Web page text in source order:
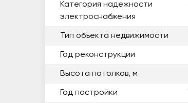
Категория надежности
электроснабжения
Тип объекта недвижимости
Год реконструкции
Высота потолков, м
Год постройки